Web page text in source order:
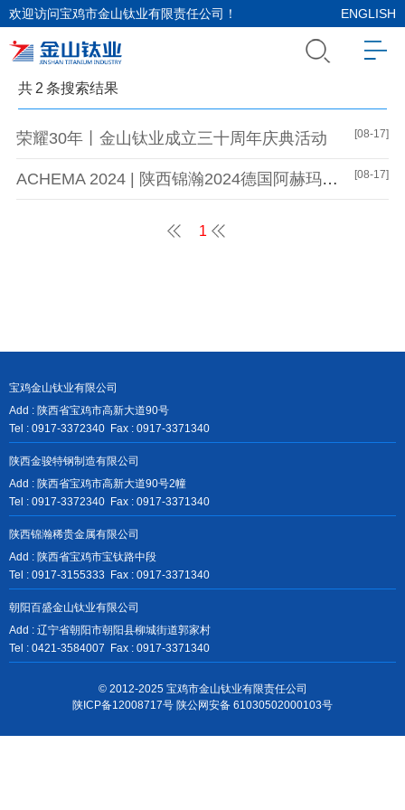
欢迎访问宝鸡市金山钛业有限责任公司！ ENGLISH
共 2 条搜索结果
[08-17]
荣耀30年丨金山钛业成立三十周年庆典活动
[08-17]
ACHEMA 2024 | 陕西锦瀚2024德国阿赫玛展会顺利闭幕
1
宝鸡金山钛业有限公司
Add : 陕西省宝鸡市高新大道90号
Tel : 0917-3372340 Fax : 0917-3371340
陕西金骏特钢制造有限公司
Add : 陕西省宝鸡市高新大道90号2幢
Tel : 0917-3372340 Fax : 0917-3371340
陕西锦瀚稀贵金属有限公司
Add : 陕西省宝鸡市宝钛路中段
Tel : 0917-3155333 Fax : 0917-3371340
朝阳百盛金山钛业有限公司
Add : 辽宁省朝阳市朝阳县柳城街道郭家村
Tel : 0421-3584007 Fax : 0917-3371340
© 2012-2025 宝鸡市金山钛业有限责任公司
陕ICP备12008717号 陕公网安备 61030502000103号